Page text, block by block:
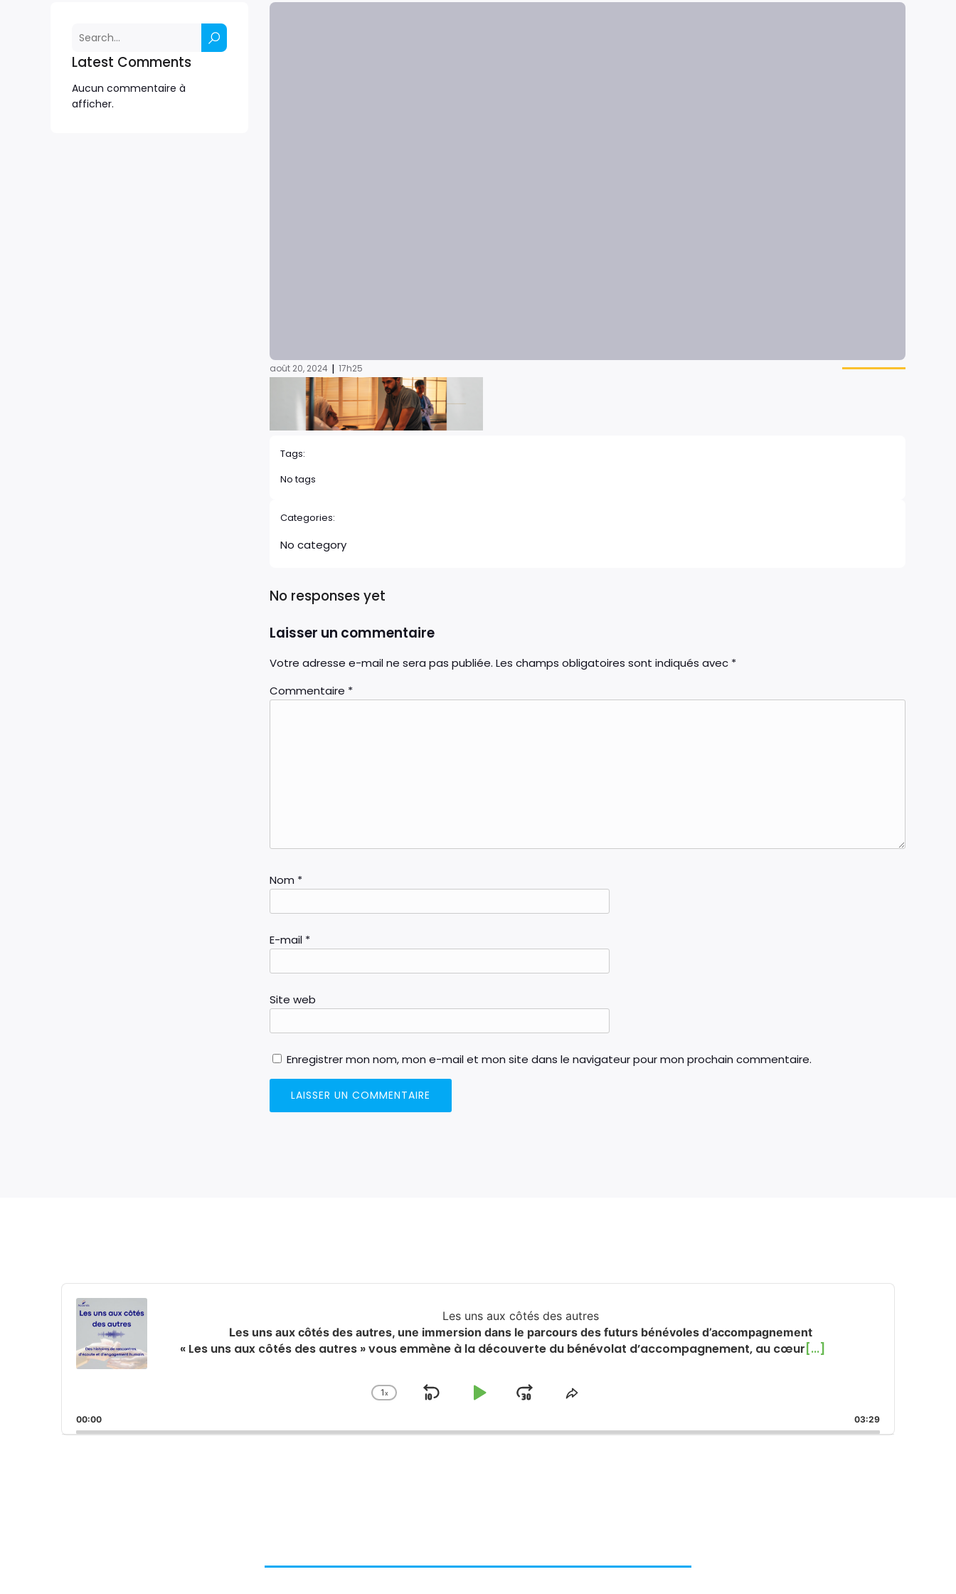
Latest Comments
Aucun commentaire à
afficher.
août 20, 2024 | 17h25
Tags:
No tags
Categories:
No category
No responses yet
Laisser un commentaire
Votre adresse e-mail ne sera pas publiée. Les champs obligatoires sont indiqués avec *
Commentaire *
Nom *
E-mail *
Site web
Enregistrer mon nom, mon e-mail et mon site dans le navigateur pour mon prochain commentaire.
Audio
Player
Les uns aux côtés des autres
Les uns aux côtés des autres, une immersion dans le parcours des futurs bénévoles d’accompagnement
« Les uns aux côtés des autres » vous emmène à la découverte du bénévolat d’accompagnement, au cœur [...]
Change
Rate
1x
Skip
Play JumpShare
Episode
00:00 03:29